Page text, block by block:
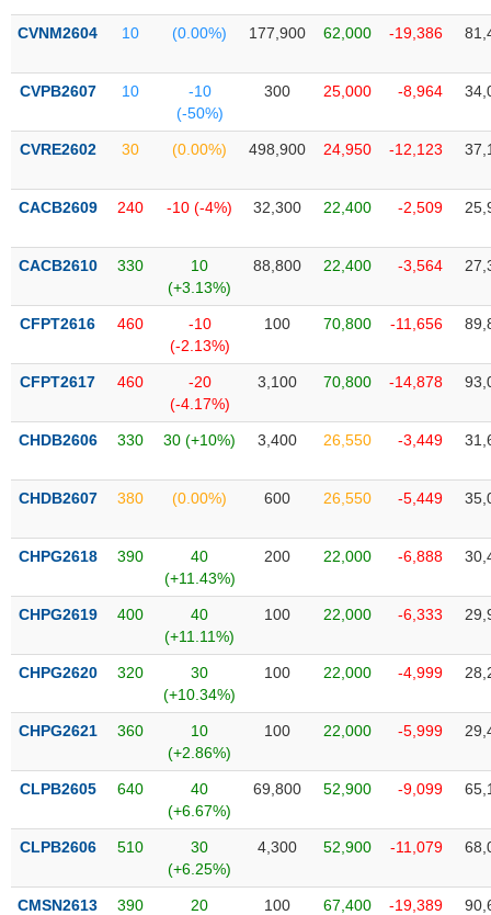
CVNM2604 10 (0.00%) 177,900 62,000 -19,386
CVPB2607 10
-10
(-50%)
300 25,000 -8,964
CVRE2602 30 (0.00%) 498,900 24,950 -12,123
CACB2609 240 -10 (-4%) 32,300 22,400 -2,509
CACB2610 330
10
(+3.13%)
88,800 22,400 -3,564
CFPT2616 460
-10
(-2.13%)
100 70,800 -11,656
CFPT2617 460
-20
(-4.17%)
3,100 70,800 -14,878
CHDB2606 330 30 (+10%) 3,400 26,550 -3,449
CHDB2607 380 (0.00%) 600 26,550 -5,449
CHPG2618 390
40
(+11.43%)
200 22,000 -6,888
CHPG2619 400
40
(+11.11%)
100 22,000 -6,333
CHPG2620 320
30
(+10.34%)
100 22,000 -4,999
CHPG2621 360
10
(+2.86%)
100 22,000 -5,999
CLPB2605 640
40
(+6.67%)
69,800 52,900 -9,099
CLPB2606 510
30
(+6.25%)
4,300 52,900 -11,079
CMSN2613 390
20
100 67,400 -19,389
Tất cả Cổ phiếu Chỉ số Chứng chỉ quỹ Chứng
Lãnh
(-)
tức
(-)
của
(-)
Báo
phân
tích
ngữ
(-)
Dịch
(-)
Đào